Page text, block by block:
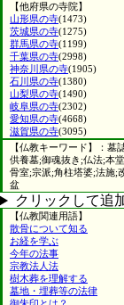
【他府県の寺院】
山形県の寺(1473)
茨城県の寺(1275)
群馬県の寺(1199)
千葉県の寺(2998)
神奈川県の寺(1905)
石川県の寺(1380)
山梨県の寺(1490)
岐阜県の寺(2302)
愛知県の寺(4668)
滋賀県の寺(3095)
【仏教キーワード】：
供養墓;御魂抜き;仏法;本
骨室;宗派;角柱塔婆;法施;
盆
クリックして追
【仏教関連用語】
散骨について知る
お経を学ぶ
今年の法事
宗教法人法
樹木葬を理解する
墓地・埋葬等の法律